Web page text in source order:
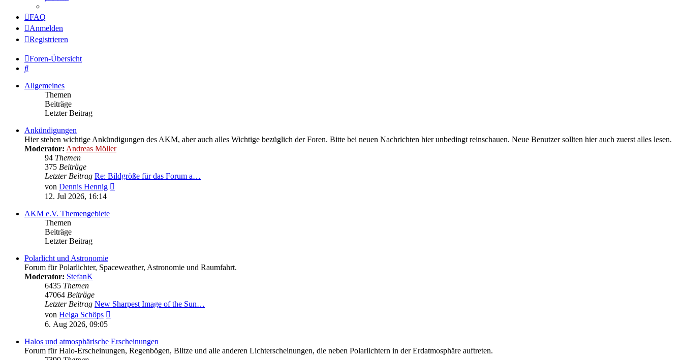
FAQ
Anmelden
Registrieren
Foren-Übersicht
Suche
Allgemeines
Themen
Beiträge
Letzter Beitrag
Ankündigungen
Hier stehen wichtige Ankündigungen des AKM, aber auch alles Wichtige bezüglich der Foren. Bitte bei neuen Nachrichten hier unbedingt reinschauen. Neue Benutzer sollten hier auch zuerst alles lesen.
Moderator: Andreas Möller
94 Themen
375 Beiträge
Letzter Beitrag Re: Bildgröße für das Forum a…
von Dennis Hennig
12. Jul 2026, 16:14
AKM e.V. Themengebiete
Themen
Beiträge
Letzter Beitrag
Polarlicht und Astronomie
Forum für Polarlichter, Spaceweather, Astronomie und Raumfahrt.
Moderator: StefanK
6435 Themen
47064 Beiträge
Letzter Beitrag New Sharpest Image of the Sun…
von Helga Schöps
6. Aug 2026, 09:05
Halos und atmosphärische Erscheinungen
Forum für Halo-Erscheinungen, Regenbögen, Blitze und alle anderen Lichterscheinungen, die neben Polarlichtern in der Erdatmosphäre auftreten.